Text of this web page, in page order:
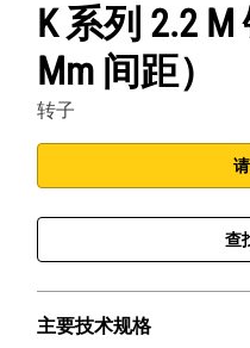
K 系列 2.2
Mm 间距）
转子
查
主要技术规格